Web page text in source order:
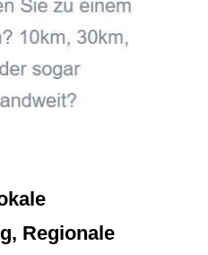
Regionale